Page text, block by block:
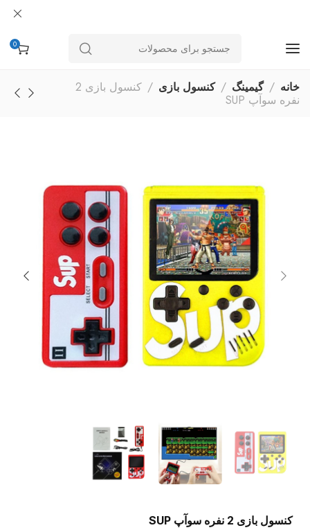
0
خانه گیمینگ کنسول بازی
کنسول بازی 2
نفره سوآپ SUP
کنسول بازی 2 نفره سوآپ SUP